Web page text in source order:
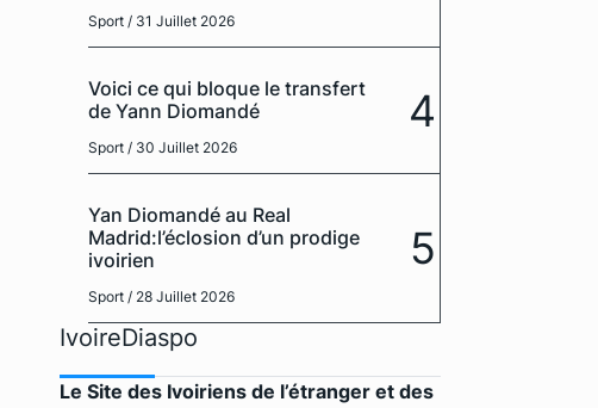
Sport / 31 Juillet 2026
Voici ce qui bloque le transfert
de Yann Diomandé
Sport / 30 Juillet 2026
4
Yan Diomandé au Real
Madrid:l’éclosion d’un prodige
ivoirien
Sport / 28 Juillet 2026
5
IvoireDiaspo
Le Site des Ivoiriens de l’étranger et des